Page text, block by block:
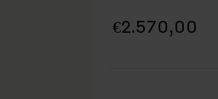
€2.570,00